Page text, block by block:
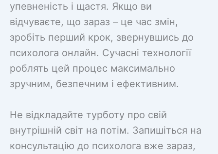
упевненість і щастя. Якщо ви
відчуваєте, що зараз – це час змін,
зробіть перший крок, звернувшись до
психолога онлайн. Сучасні технології
роблять цей процес максимально
зручним, безпечним і ефективним.
Не відкладайте турботу про свій
внутрішній світ на потім. Запишіться на
консультацію до психолога вже зараз,